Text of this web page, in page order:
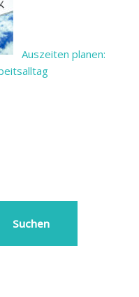
Auszeiten planen:
Suchen